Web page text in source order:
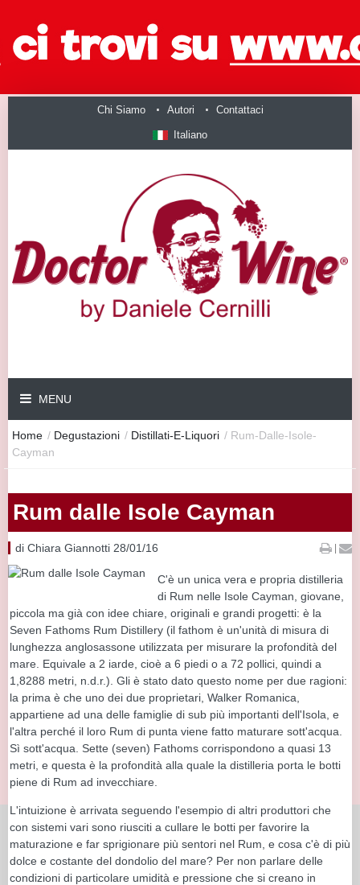
Chi Siamo Autori Contattaci
Italiano
MENU
Home / Degustazioni / Distillati-E-Liquori / Rum-Dalle-Isole-
Cayman
Rum dalle Isole Cayman
di Chiara Giannotti 28/01/16 |
C'è un unica vera e propria distilleria
di Rum nelle Isole Cayman, giovane,
piccola ma già con idee chiare, originali e grandi progetti: è la
Seven Fathoms Rum Distillery (il fathom è un'unità di misura di
lunghezza anglosassone utilizzata per misurare la profondità del
mare. Equivale a 2 iarde, cioè a 6 piedi o a 72 pollici, quindi a
1,8288 metri, n.d.r.). Gli è stato dato questo nome per due ragioni:
la prima è che uno dei due proprietari, Walker Romanica,
appartiene ad una delle famiglie di sub più importanti dell'Isola, e
l'altra perché il loro Rum di punta viene fatto maturare sott'acqua.
Sì sott'acqua. Sette (seven) Fathoms corrispondono a quasi 13
metri, e questa è la profondità alla quale la distilleria porta le botti
piene di Rum ad invecchiare.
L'intuizione è arrivata seguendo l'esempio di altri produttori che
con sistemi vari sono riusciti a cullare le botti per favorire la
maturazione e far sprigionare più sentori nel Rum, e cosa c'è di più
dolce e costante del dondolio del mare? Per non parlare delle
condizioni di particolare umidità e pressione che si creano in